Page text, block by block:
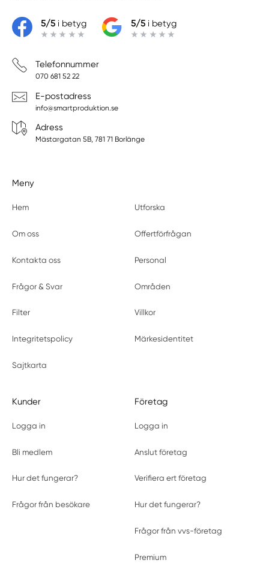
5/5i betyg 5/5i betyg
Telefonnummer
070 681 52 22
E-postadress
info@smartproduktion.se
Adress
Mästargatan 5B, 781 71 Borlänge
Meny
Hem Utforska
Om oss Offertförfrågan
Kontakta oss Personal
Frågor & Svar Områden
Filter Villkor
Integritetspolicy Märkesidentitet
Sajtkarta
Kunder
Logga in
Bli medlem
Hur det fungerar?
Frågor från besökare
Företag
Logga in
Anslut företag
Verifiera ert företag
Hur det fungerar?
Frågor från vvs-företag
Premium